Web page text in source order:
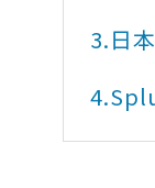
3.日
4.